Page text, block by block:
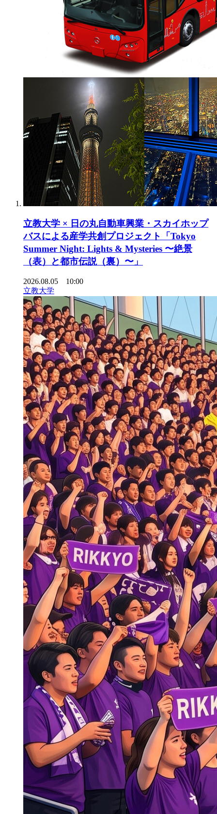
立教大学 × 日の丸自動車興業・スカイホップ
バスによる産学共創プロジェクト「Tokyo
Summer Night: Lights & Mysteries 〜絶景
（表）と都市伝説（裏）〜」
2026.08.05 10:00
立教大学